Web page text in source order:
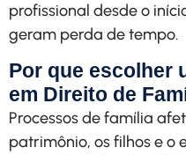
profissional desde o
geram perda de tempo.
Por que escolher
em Direito de
Processos de família
patrimônio, os filhos e o